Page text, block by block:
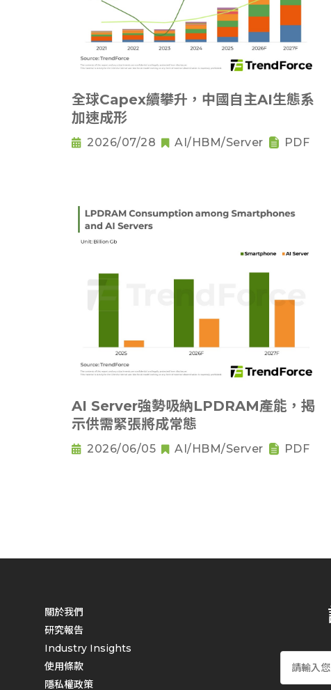
全球Capex續攀升，中國自主AI生態系
加速成形
2026/07/28 AI/HBM/Server PDF
AI Server強勢吸納LPDRAM產能，揭
示供需緊張將成常態
2026/06/05 AI/HBM/Server PDF
關於我們
研究報告
Industry Insights
使用條款
隱私權政策